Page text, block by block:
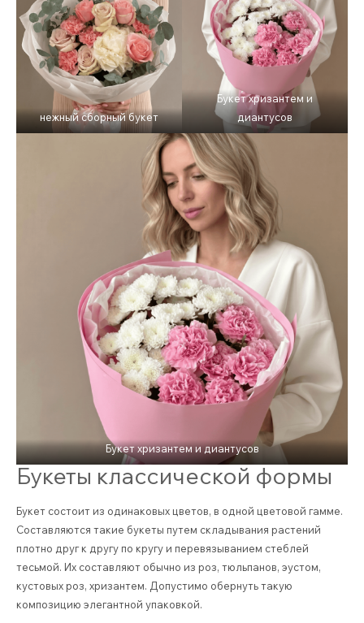
нежный сборный букет
Букет хризантем и
диантусов
Букет хризантем и диантусов
Букеты классической формы
Букет состоит из одинаковых цветов, в одной цветовой гамме.
Составляются такие букеты путем складывания растений
плотно друг к другу по кругу и перевязыванием стеблей
тесьмой. Их составляют обычно из роз, тюльпанов, эустом,
кустовых роз, хризантем. Допустимо обернуть такую
композицию элегантной упаковкой.